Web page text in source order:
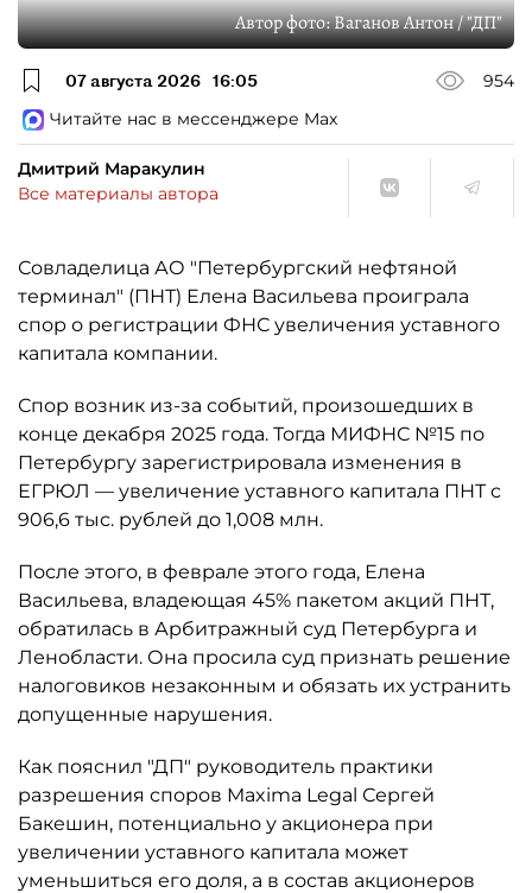
Автор фото:Ваганов Антон / "ДП"
07 августа 2026 16:05
954
Читайте нас в мессенджере Max
Дмитрий Маракулин
Все материалы автора
Совладелица АО "Петербургский нефтяной
терминал" (ПНТ) Елена Васильева проиграла
спор о регистрации ФНС увеличения уставного
капитала компании.
Спор возник из-за событий, произошедших в
конце декабря 2025 года. Тогда МИФНС №15 по
Петербургу зарегистрировала изменения в
ЕГРЮЛ — увеличение уставного капитала ПНТ с
906,6 тыс. рублей до 1,008 млн.
После этого, в феврале этого года, Елена
Васильева, владеющая 45% пакетом акций ПНТ,
обратилась в Арбитражный суд Петербурга и
Ленобласти. Она просила суд признать решение
налоговиков незаконным и обязать их устранить
допущенные нарушения.
Как пояснил "ДП" руководитель практики
разрешения споров Maxima Legal Сергей
Бакешин, потенциально у акционера при
увеличении уставного капитала может
уменьшиться его доля, а в состав акционеров